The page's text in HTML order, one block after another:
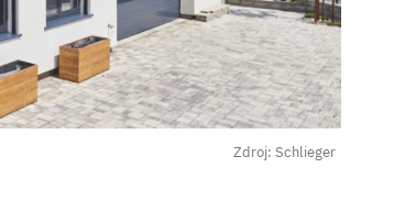
Zdroj: Schlieger